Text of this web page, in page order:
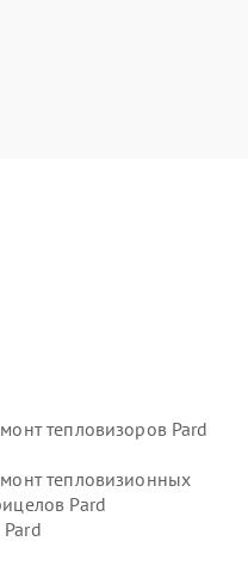
тепловизоров Pard
тепловизионных
Pard